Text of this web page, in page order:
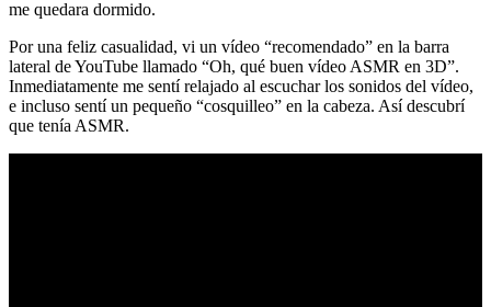
me quedara dormido.
Por una feliz casualidad, vi un vídeo “recomendado” en la barra
lateral de YouTube llamado “Oh, qué buen vídeo ASMR en 3D”.
Inmediatamente me sentí relajado al escuchar los sonidos del vídeo,
e incluso sentí un pequeño “cosquilleo” en la cabeza. Así descubrí
que tenía ASMR.